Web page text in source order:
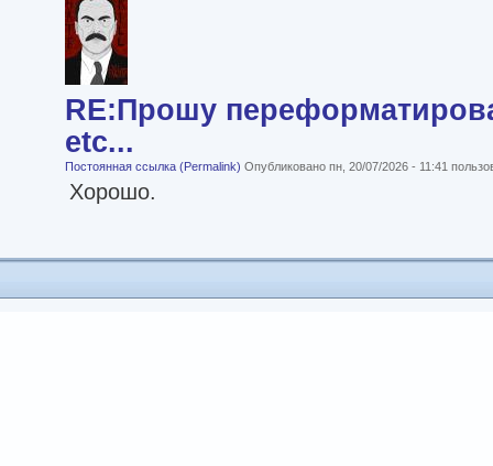
RE:Прошу
etc...
Постоянная ссылка (Permalink) Опубликовано пн, 20/07/2026 - 11:41
Хорошо.